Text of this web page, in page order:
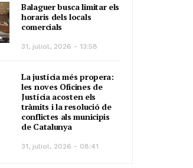
Balaguer busca limitar els
horaris dels locals
comercials
31, juliol, 2026 - 13:58
La justícia més propera:
les noves Oficines de
Justícia acosten els
tràmits i la resolució de
conflictes als municipis
de Catalunya
31, juliol, 2026 - 08:41